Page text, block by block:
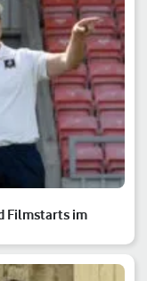
Filmstarts im